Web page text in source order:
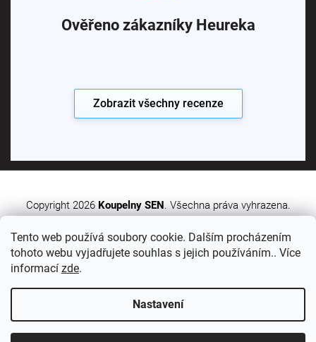
Tento web používá soubory cookie. Dalším procházením
tohoto webu vyjadřujete souhlas s jejich používáním.. Více
informací zde.
Nastavení
Ověřeno zákazníky Heureka
Zobrazit všechny recenze
Vytvořil Shoptet Premium
Copyright 2026 Koupelny SEN. Všechna práva vyhrazena.
Sledujte nás: